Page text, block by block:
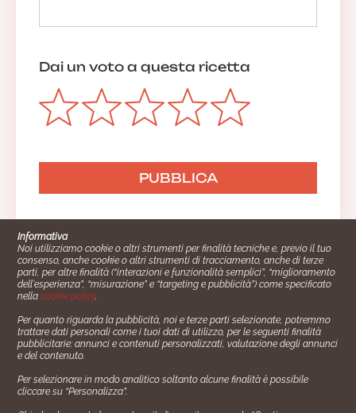
Dai un voto a questa ricetta
Cucinare.it è un marchio commerciale di Impiego24.it s.r.l.
copyright 2014 - 2024 P.IVA: 03406490130
Azienda certiﬁcata ISO 27001 numero: SNR 73140386/89/I
- Azienda certiﬁcata ISO 9001 numero: SNR
Informativa
Noi utilizziamo cookie o altri strumenti per finalità tecniche e, previo il tuo
consenso, anche cookie o altri strumenti di tracciamento, anche di terze
parti, per altre finalità (“interazioni e funzionalità semplici”, “miglioramento
dell'esperienza”, “misurazione” e “targeting e pubblicità”) come specificato
nellacookie policy.
Per quanto riguarda la pubblicità, noi e terze parti selezionate, potremmo
trattare dati personali come i tuoi dati di utilizzo, per le seguenti finalità
pubblicitarie: annunci e contenuti personalizzati, valutazione degli annunci
e del contenuto.
Per selezionare in modo analitico soltanto alcune finalità è possibile
cliccare su “Personalizza”.